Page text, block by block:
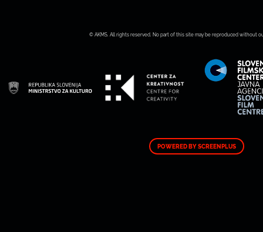
© AKMS. All rights reserved. No part of this site may be reproduced without
POWERED BY SCREENPLUS